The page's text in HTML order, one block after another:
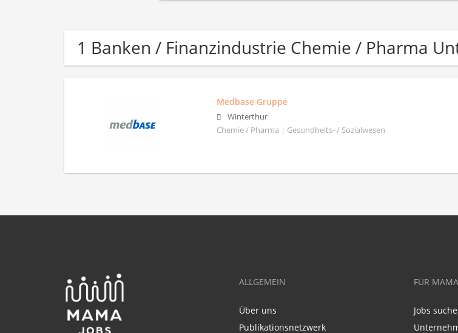
1 Banken / Finanzindustrie Chemie / Pharma
Medbase Gruppe
Winterthur
Chemie / Pharma | Gesundheits- / Sozialwesen
ALLGEMEIN
Über uns
Publikationsnetzwerk
FÜR
Jobs